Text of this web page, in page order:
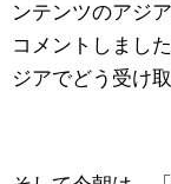
ンテンツのアジ
コメントしまし
ジアでどう受け